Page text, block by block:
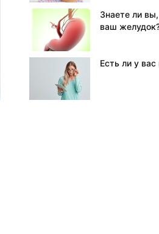
Знаете ли
ваш
Есть ли у вас